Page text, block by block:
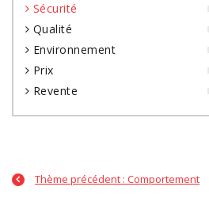
Sécurité
Qualité
Environnement
Prix
Revente
Thème précédent : Comportement